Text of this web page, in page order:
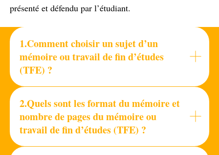
présenté et défendu par l’étudiant.
1.Comment choisir un sujet d’un
mémoire ou travail de fin d’études
(TFE) ?
2.Quels sont les format du mémoire et
nombre de pages du mémoire ou
travail de fin d’études (TFE) ?